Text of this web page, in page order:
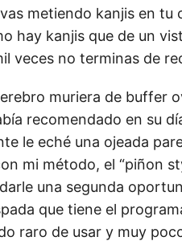
metiendo kanjis en tu
hay kanjis que de un
veces no terminas de
muriera de buffer
recomendado en su
le eché una ojeada
mi método, el “piñon
una segunda
que tiene el
raro de usar y muy